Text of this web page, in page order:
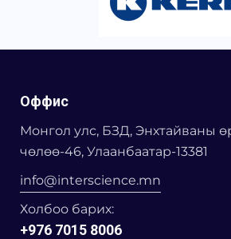
Оффис
Монгол улс, БЗД, Энхтайваны
чөлөө-46, Улаанбаатар-13381
info@interscience.mn
Холбоо барих:
+976 7015 8006